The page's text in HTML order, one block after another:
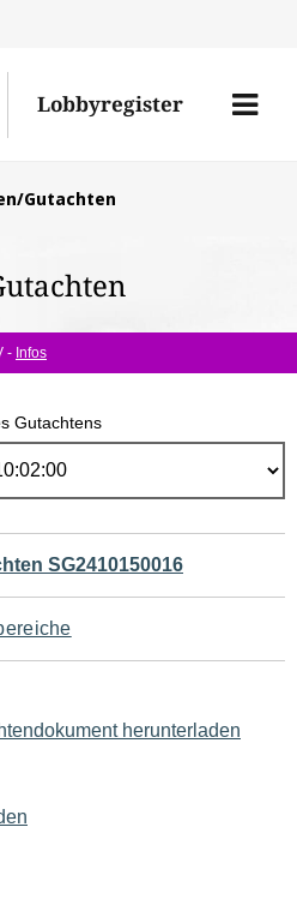
Lobbyregister
Menü
Gutachten
- Infos
Gutachtens
SG2410150016
herunterladen